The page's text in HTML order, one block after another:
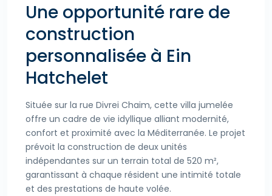
Une opportunité rare de
construction
personnalisée à Ein
Hatchelet
Située sur la rue Divrei Chaim, cette villa jumelée
offre un cadre de vie idyllique alliant modernité,
confort et proximité avec la Méditerranée. Le projet
prévoit la construction de deux unités
indépendantes sur un terrain total de 520 m²,
garantissant à chaque résident une intimité totale
et des prestations de haute volée.